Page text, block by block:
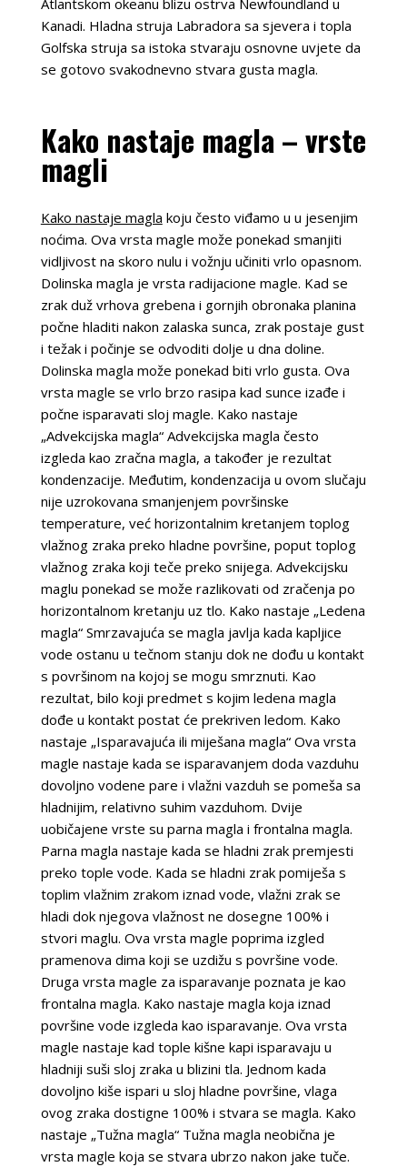
Kanadi. Hladna struja Labradora sa sjevera i topla
Golfska struja sa istoka stvaraju osnovne uvjete da
se gotovo svakodnevno stvara gusta magla.
Kako nastaje magla – vrste
magli
Kako nastaje magla koju često viđamo u u jesenjim
noćima. Ova vrsta magle može ponekad smanjiti
vidljivost na skoro nulu i vožnju učiniti vrlo opasnom.
Dolinska magla je vrsta radijacione magle. Kad se
zrak duž vrhova grebena i gornjih obronaka planina
počne hladiti nakon zalaska sunca, zrak postaje gust
i težak i počinje se odvoditi dolje u dna doline.
Dolinska magla može ponekad biti vrlo gusta. Ova
vrsta magle se vrlo brzo rasipa kad sunce izađe i
počne isparavati sloj magle. Kako nastaje
„Advekcijska magla“ Advekcijska magla često
izgleda kao zračna magla, a također je rezultat
kondenzacije. Međutim, kondenzacija u ovom slučaju
nije uzrokovana smanjenjem površinske
temperature, već horizontalnim kretanjem toplog
vlažnog zraka preko hladne površine, poput toplog
vlažnog zraka koji teče preko snijega. Advekcijsku
maglu ponekad se može razlikovati od zračenja po
horizontalnom kretanju uz tlo. Kako nastaje „Ledena
magla“ Smrzavajuća se magla javlja kada kapljice
vode ostanu u tečnom stanju dok ne dođu u kontakt
s površinom na kojoj se mogu smrznuti. Kao
rezultat, bilo koji predmet s kojim ledena magla
dođe u kontakt postat će prekriven ledom. Kako
nastaje „Isparavajuća ili miješana magla“ Ova vrsta
magle nastaje kada se isparavanjem doda vazduhu
dovoljno vodene pare i vlažni vazduh se pomeša sa
hladnijim, relativno suhim vazduhom. Dvije
uobičajene vrste su parna magla i frontalna magla.
Parna magla nastaje kada se hladni zrak premjesti
preko tople vode. Kada se hladni zrak pomiješa s
toplim vlažnim zrakom iznad vode, vlažni zrak se
hladi dok njegova vlažnost ne dosegne 100% i
stvori maglu. Ova vrsta magle poprima izgled
pramenova dima koji se uzdižu s površine vode.
Druga vrsta magle za isparavanje poznata je kao
frontalna magla. Kako nastaje magla koja iznad
površine vode izgleda kao isparavanje. Ova vrsta
magle nastaje kad tople kišne kapi isparavaju u
hladniji suši sloj zraka u blizini tla. Jednom kada
dovoljno kiše ispari u sloj hladne površine, vlaga
ovog zraka dostigne 100% i stvara se magla. Kako
nastaje „Tužna magla“ Tužna magla neobična je
vrsta magle koja se stvara ubrzo nakon jake tuče.